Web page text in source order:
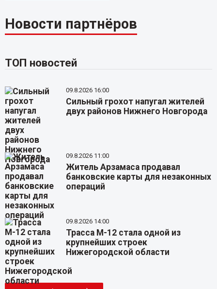
Новости партнёров
ТОП новостей
09.8.2026 16:00
Сильный грохот напугал жителей
двух районов Нижнего Новгорода
09.8.2026 11:00
Житель Арзамаса продавал
банковские карты для незаконных
операций
09.8.2026 14:00
Трасса М-12 стала одной из
крупнейших строек
Нижегородской области